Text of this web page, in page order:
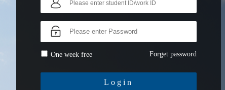
One week free Forget password
Login